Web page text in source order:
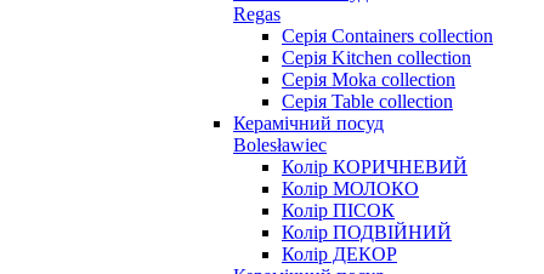
Regas
Серія Containers collection
Серія Kitchen collection
Серія Moka collection
Серія Table collection
Керамічний посуд
Bolesławiec
Колір КОРИЧНЕВИЙ
Колір МОЛОКО
Колір ПІСОК
Колір ПОДВІЙНИЙ
Колір ДЕКОР